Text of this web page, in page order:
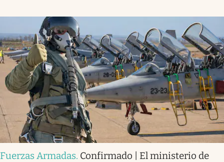
Fuerzas Armadas. Confirmado | El ministerio de